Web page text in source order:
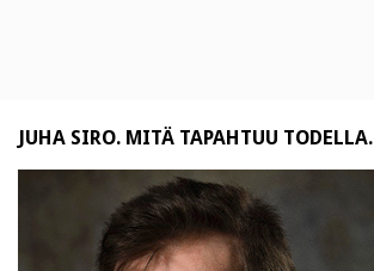
JUHA SIRO. MITÄ TAPAHTUU TODELLA.